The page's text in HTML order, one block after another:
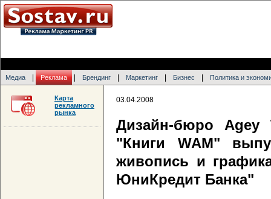
Медиа Реклама Брендинг Маркетинг Бизнес Политика и
03.04.2008
Дизайн-бюро Agey
"Книги WAM"
живопись и
ЮниКредит Банка"
Карта
рекламного
рынка